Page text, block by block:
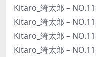
Kitaro_绮太郎 –
Kitaro_绮太郎 –
Kitaro_绮太郎 –
Kitaro_绮太郎 –